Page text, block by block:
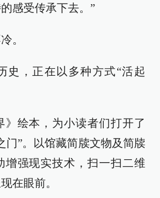
感受传承下去。”
。
史，正在以多种方式“活起
》绘本，为小读者们打开了
门”。以馆藏简牍文物及简牍
增强现实技术，扫一扫二维
在眼前。